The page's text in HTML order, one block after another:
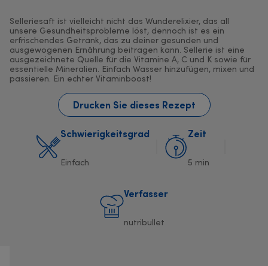
Selleriesaft ist vielleicht nicht das Wunderelixier, das all
unsere Gesundheitsprobleme löst, dennoch ist es ein
erfrischendes Getränk, das zu deiner gesunden und
ausgewogenen Ernährung beitragen kann. Sellerie ist eine
ausgezeichnete Quelle für die Vitamine A, C und K sowie für
essentielle Mineralien. Einfach Wasser hinzufügen, mixen und
passieren. Ein echter Vitaminboost!
Drucken Sie dieses Rezept
Schwierigkeitsgrad
Einfach
Zeit
5 min
Verfasser
nutribullet